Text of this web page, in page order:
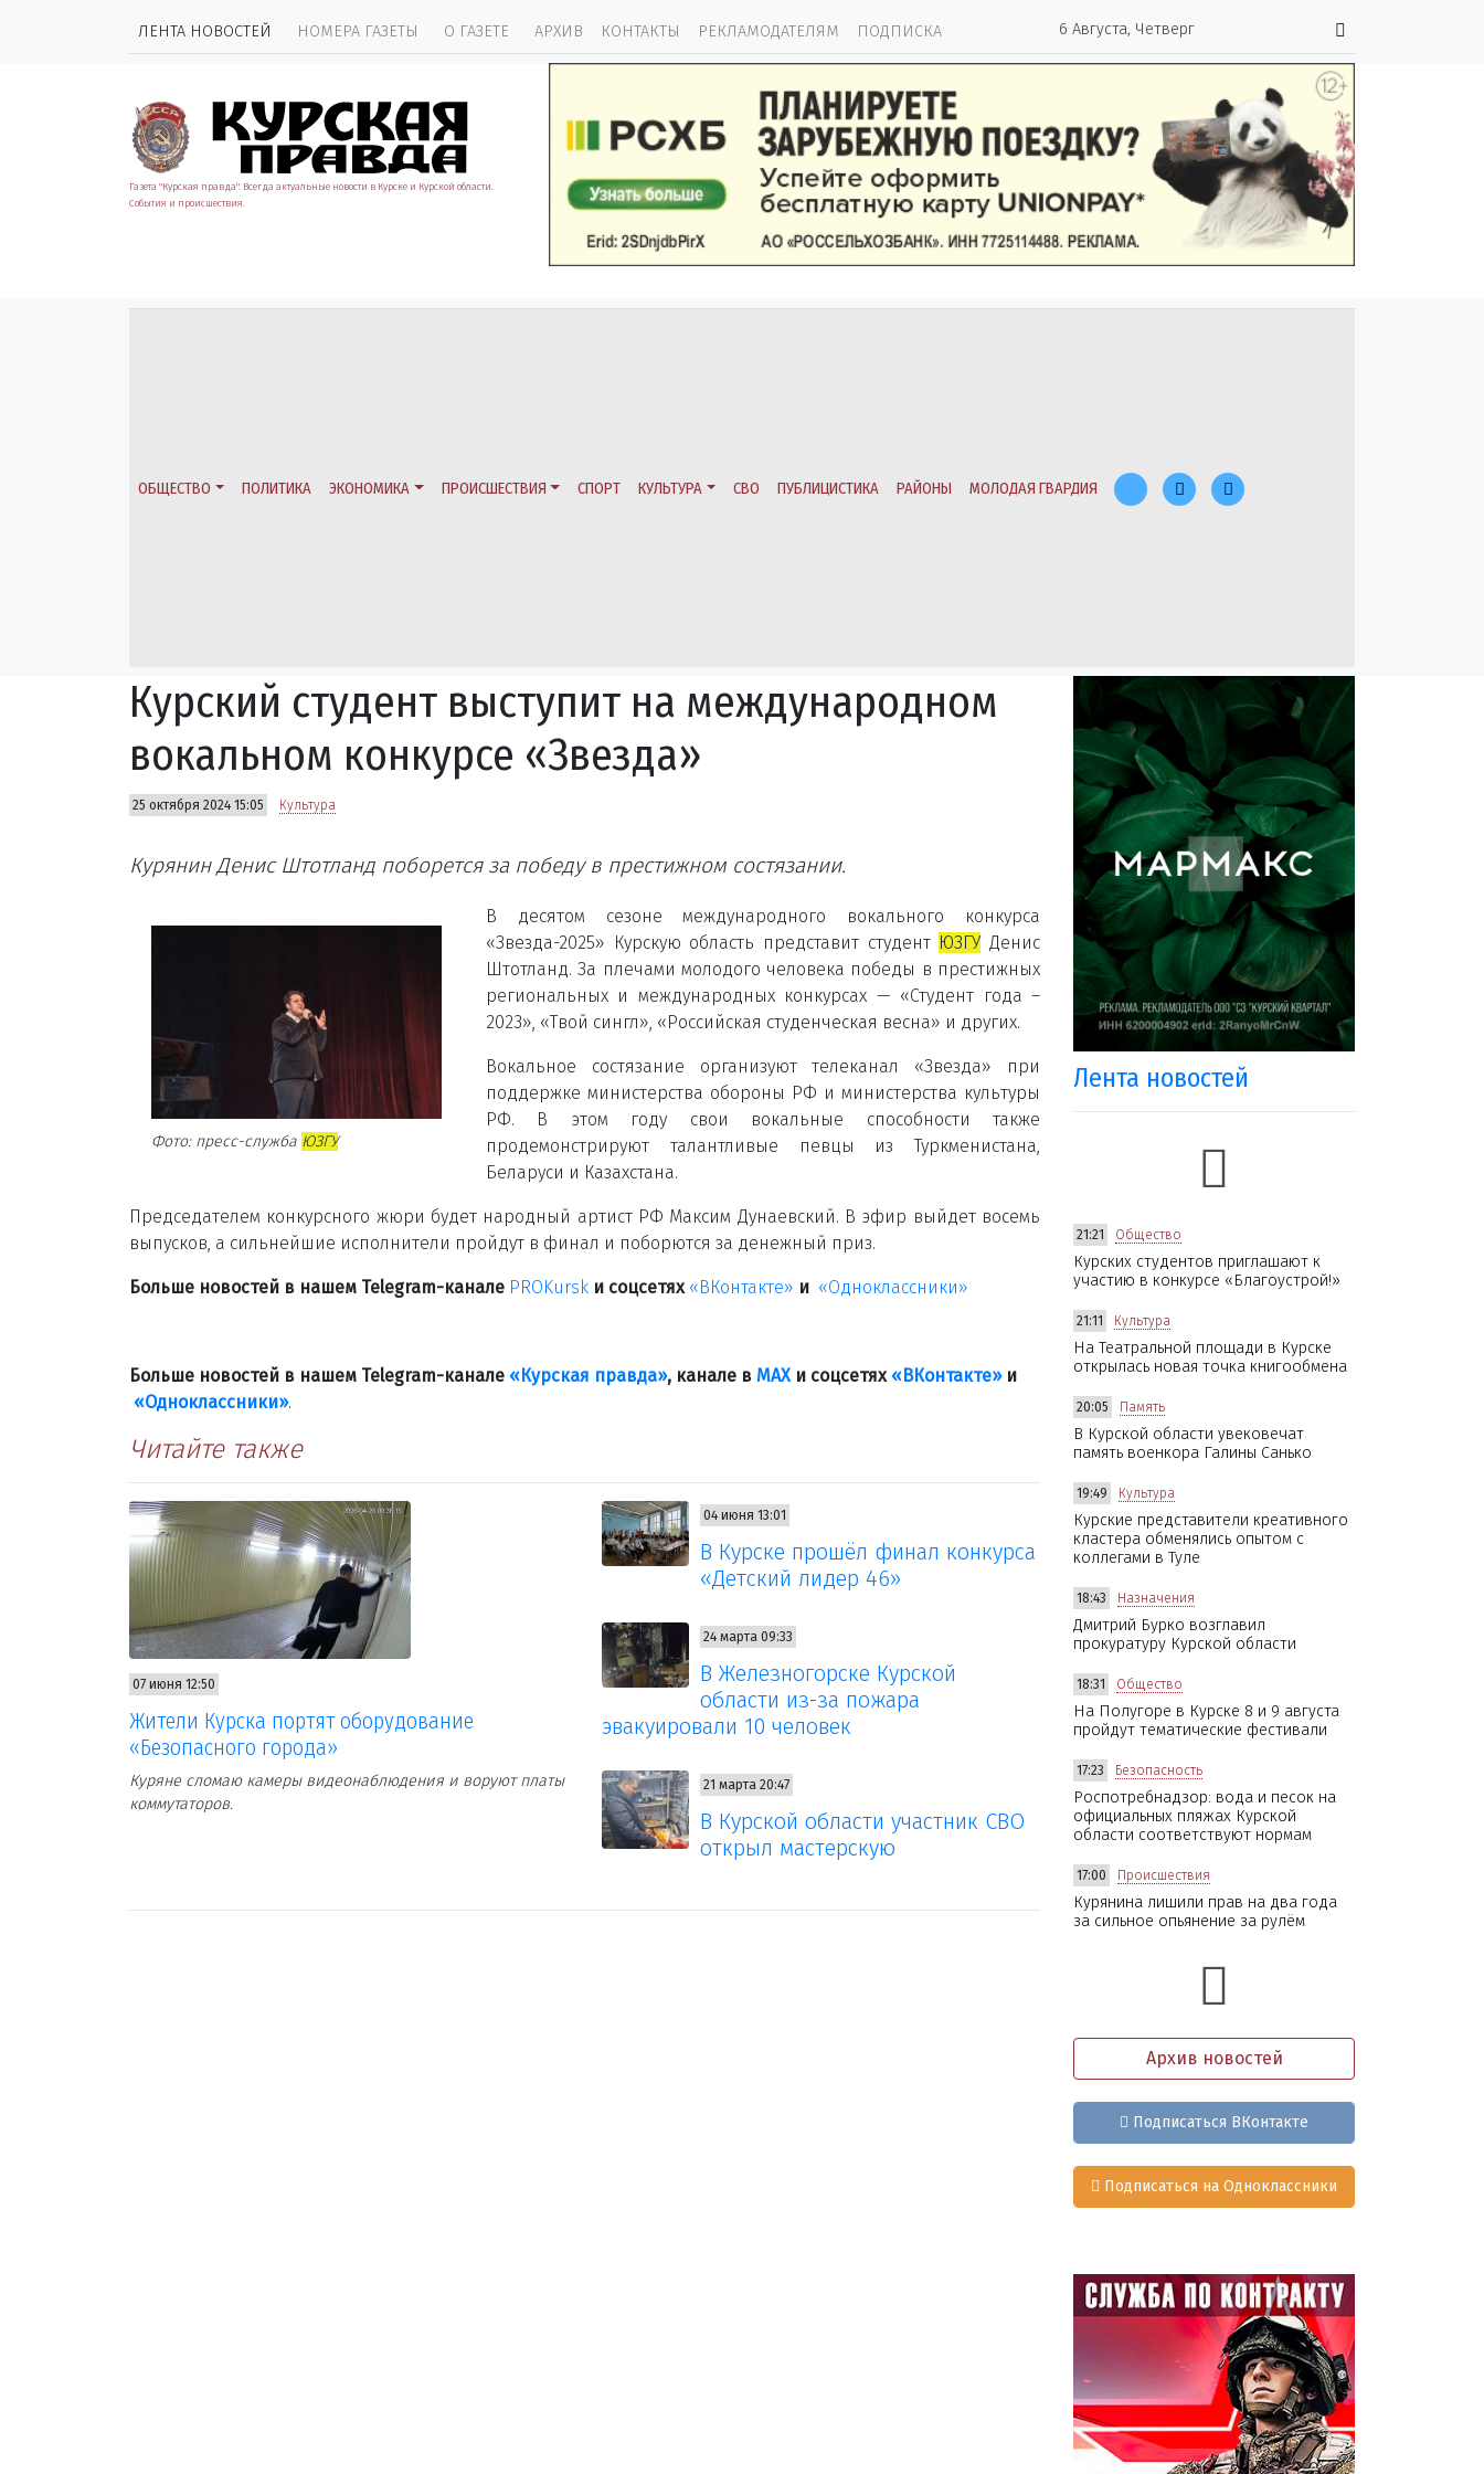
ЛЕНТА НОВОСТЕЙ НОМЕРА ГАЗЕТЫ О ГАЗЕТЕ АРХИВ КОНТАКТЫ РЕКЛАМОДАТЕЛЯМ ПОДПИСКА 6 Августа, Четверг
Газета "Курская правда". Всегда актуальные новости в Курске и Курской области.
События и происшествия.
ОБЩЕСТВО ПОЛИТИКА ЭКОНОМИКА ПРОИСШЕСТВИЯ СПОРТ КУЛЬТУРА СВО ПУБЛИЦИСТИКА РАЙОНЫ МОЛОДАЯ ГВАРДИЯ
Курский студент выступит на международном
вокальном конкурсе «Звезда»
25 октября 2024 15:05 Культура
Курянин Денис Штотланд поборется за победу в престижном состязании.
Фото: пресс-служба ЮЗГУ
В десятом сезоне международного вокального конкурса
«Звезда-2025» Курскую область представит студент ЮЗГУ Денис
Штотланд. За плечами молодого человека победы в престижных
региональных и международных конкурсах — «Студент года –
2023», «Твой сингл», «Российская студенческая весна» и других.
Вокальное состязание организуют телеканал «Звезда» при
поддержке министерства обороны РФ и министерства культуры
РФ. В этом году свои вокальные способности также
продемонстрируют талантливые певцы из Туркменистана,
Беларуси и Казахстана.
Председателем конкурсного жюри будет народный артист РФ Максим Дунаевский. В эфир выйдет восемь
выпусков, а сильнейшие исполнители пройдут в финал и поборются за денежный приз.
Больше новостей в нашем Telegram-канале PROKursk и соцсетях «ВКонтакте» и «Одноклассники»
Больше новостей в нашем Telegram-канале «Курская правда», канале в МАХ и соцсетях «ВКонтакте»и
«Одноклассники».
Читайте также
07 июня 12:50
Жители Курска портят оборудование
«Безопасного города»
Куряне сломаю камеры видеонаблюдения и воруют платы
коммутаторов.
04 июня 13:01
В Курске прошёл финал конкурса
«Детский лидер 46»
24 марта 09:33
В Железногорске Курской
области из-за пожара
эвакуировали 10 человек
21 марта 20:47
В Курской области участник СВО
открыл мастерскую
Лента новостей
21:21 Общество
Курских студентов приглашают к
участию в конкурсе «Благоустрой!»
21:11 Культура
На Театральной площади в Курске
открылась новая точка книгообмена
20:05 Память
В Курской области увековечат
память военкора Галины Санько
19:49 Культура
Курские представители креативного
кластера обменялись опытом с
коллегами в Туле
18:43 Назначения
Дмитрий Бурко возглавил
прокуратуру Курской области
18:31 Общество
На Полугоре в Курске 8 и 9 августа
пройдут тематические фестивали
17:23 Безопасность
Роспотребнадзор: вода и песок на
официальных пляжах Курской
области соответствуют нормам
17:00 Происшествия
Курянина лишили прав на два года
за сильное опьянение за рулём
Архив новостей
Подписаться ВКонтакте
Подписаться на Одноклассники